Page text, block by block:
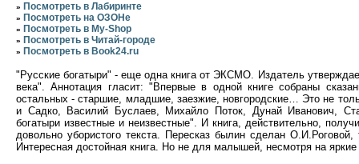
» Посмотреть в Лабиринте
» Посмотреть на ОЗОНе
» Посмотреть в My-Shop
» Посмотреть в Читай-городе
» Посмотреть в Book24.ru
"Русские богатыри" - еще одна книга от ЭКСМО. Издатель
века". Аннотация гласит: "Впервые в одной книге собраны
остальных - старшие, младшие, заезжие, новгородские… Это не
и Садко, Василий Буслаев, Михайло Поток, Дунай Иванович,
богатыри известные и неизвестные". И книга, действительно,
довольно убористого текста. Пересказ былин сделан
Интересная достойная книга. Но не для малышей, несмотря на яркие